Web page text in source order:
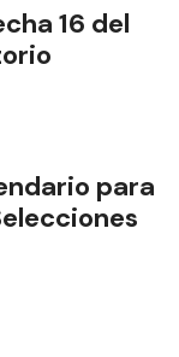
16 del
para